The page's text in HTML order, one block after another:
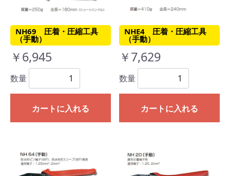
NH69 圧着・圧縮工具
（手動）
￥6,945
数量
カートに入れる
NHE4 圧着・圧縮工具
（手動）
￥7,629
数量
カートに入れる